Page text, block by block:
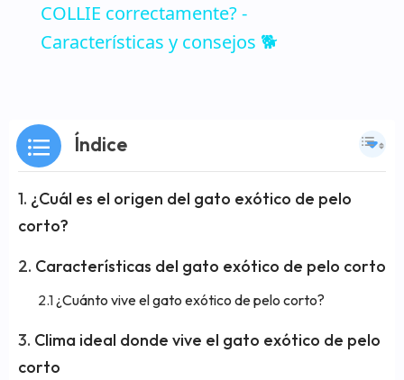
COLLIE correctamente? -
Características y consejos 🐕
Índice
¿Cuál es el origen del gato exótico de pelo
corto?
Características del gato exótico de pelo corto
¿Cuánto vive el gato exótico de pelo corto?
Clima ideal donde vive el gato exótico de pelo
corto